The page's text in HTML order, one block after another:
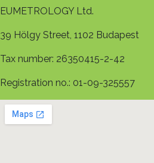
EUMETROLOGY Ltd.
39 Hölgy Street, 1102 Budapest
Tax number: 26350415-2-42
Registration no.: 01-09-325557